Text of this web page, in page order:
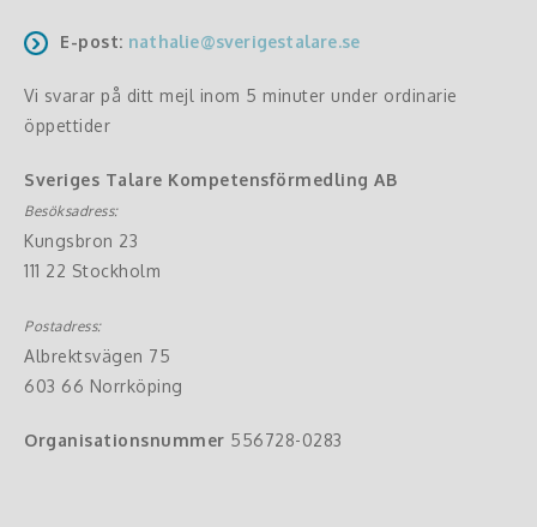
E-post: nathalie@sverigestalare.se
Vi svarar på ditt mejl inom 5 minuter under ordinarie
öppettider
Sveriges Talare Kompetensförmedling AB
Besöksadress:
Kungsbron 23
111 22 Stockholm
Postadress:
Albrektsvägen 75
603 66 Norrköping
Organisationsnummer 556728-0283